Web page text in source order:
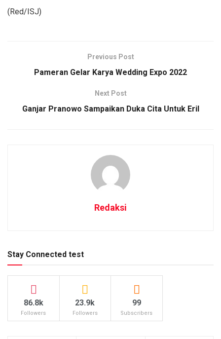
(Red/ISJ)
Previous Post
Pameran Gelar Karya Wedding Expo 2022
Next Post
Ganjar Pranowo Sampaikan Duka Cita Untuk Eril
Redaksi
Stay Connected test
86.8k
Followers
23.9k
Followers
99
Subscribers